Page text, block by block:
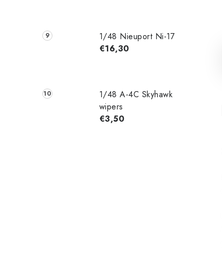
1/48 Nieuport Ni-17
€16,30
1/48 A-4C Skyhawk
wipers
€3,50